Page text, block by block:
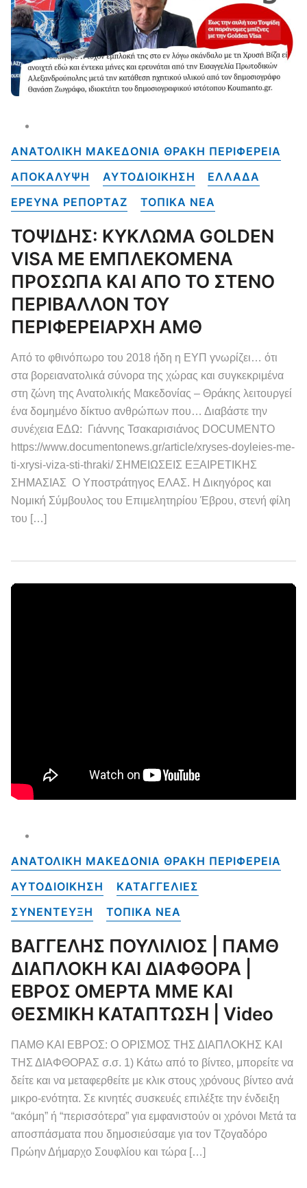
ΑΝΑΤΟΛΙΚΗ ΜΑΚΕΔΟΝΙΑ ΘΡΑΚΗ ΠΕΡΙΦΕΡΕΙΑ
ΑΠΟΚΑΛΥΨΗ
ΑΥΤΟΔΙΟΙΚΗΣΗ
ΕΛΛΑΔΑ
ΕΡΕΥΝΑ ΡΕΠΟΡΤΑΖ
ΤΟΠΙΚΑ NEA
ΤΟΨΙΔΗΣ: ΚΥΚΛΩΜΑ GOLDEN
VISA ΜΕ ΕΜΠΛΕΚΟΜΕΝΑ
ΠΡΟΣΩΠΑ ΚΑΙ ΑΠΟ ΤΟ ΣΤΕΝΟ
ΠΕΡΙΒΑΛΛΟΝ ΤΟΥ
ΠΕΡΙΦΕΡΕΙΑΡΧΗ ΑΜΘ
Από το φθινόπωρο του 2018 ήδη η ΕΥΠ γνωρίζει… ότι
στα βορειανατολικά σύνορα της χώρας και συγκεκριμένα
στη ζώνη της Ανατολικής Μακεδονίας – Θράκης λειτουργεί
ένα δομημένο δίκτυο ανθρώπων που… Διαβάστε την
συνέχεια ΕΔΩ: Γιάννης Τσακαρισιάνος DOCUMENTO
https://www.documentonews.gr/article/xryses-doyleies-me-
ti-xrysi-viza-sti-thraki/ ΣΗΜΕΙΩΣΕΙΣ ΕΞΑΙΡΕΤΙΚΗΣ
ΣΗΜΑΣΙΑΣ Ο Υποστράτηγος ΕΛΑΣ. Η Δικηγόρος και
Νομική Σύμβουλος του Επιμελητηρίου Έβρου, στενή φίλη
του […]
ΑΝΑΤΟΛΙΚΗ ΜΑΚΕΔΟΝΙΑ ΘΡΑΚΗ ΠΕΡΙΦΕΡΕΙΑ
ΑΥΤΟΔΙΟΙΚΗΣΗ
ΚΑΤΑΓΓΕΛΙΕΣ
ΣΥΝΕΝΤΕΥΞΗ
ΤΟΠΙΚΑ NEA
ΒΑΓΓΕΛΗΣ ΠΟΥΛΙΛΙΟΣ | ΠΑΜΘ
ΔΙΑΠΛΟΚΗ ΚΑΙ ΔΙΑΦΘΟΡΑ |
ΕΒΡΟΣ ΟΜΕΡΤΑ ΜΜΕ ΚΑΙ
ΘΕΣΜΙΚΗ ΚΑΤΑΠΤΩΣΗ | Video
ΠΑΜΘ ΚΑΙ ΕΒΡΟΣ: Ο ΟΡΙΣΜΟΣ ΤΗΣ ΔΙΑΠΛΟΚΗΣ ΚΑΙ
ΤΗΣ ΔΙΑΦΘΟΡΑΣ σ.σ. 1) Κάτω από το βίντεο, μπορείτε να
δείτε και να μεταφερθείτε με κλικ στους χρόνους βίντεο ανά
μικρο-ενότητα. Σε κινητές συσκευές επιλέξτε την ένδειξη
“ακόμη” ή “περισσότερα” για εμφανιστούν οι χρόνοι Μετά τα
αποσπάσματα που δημοσιεύσαμε για τον Τζογαδόρο
Πρώην Δήμαρχο Σουφλίου και τώρα […]